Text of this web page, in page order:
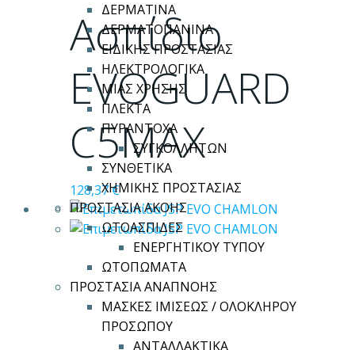
ΔΕΡΜΑΤΙΝΑ
ΔΕΡΜΑΤΟΠΑΝΙΝΑ
ΕΙΔΙΚΗΣ ΠΡΟΣΤΑΣΙΑΣ
ΗΛΕΚΤΡΟΛΟΓΙΚΑ
ΜΙΑΣ ΧΡΗΣΗΣ
ΠΛΕΚΤΑ
ΠΥΡΑΝΤΟΧΑ
ΣΥΓΚΟΛΛΗΤΩΝ
ΣΥΝΘΕΤΙΚΑ
ΧΗΜΙΚΗΣ ΠΡΟΣΤΑΣΙΑΣ
ΠΡΟΣΤΑΣΙΑ ΑΚΟΗΣ
ΩΤΟΑΣΠΙΔΕΣ
ΕΝΕΡΓΗΤΙΚΟΥ ΤΥΠΟΥ
ΩΤΟΠΩΜΑΤΑ
ΠΡΟΣΤΑΣΙΑ ΑΝΑΠΝΟΗΣ
ΜΑΣΚΕΣ ΙΜΙΣΕΩΣ / ΟΛΟΚΛΗΡΟΥ
ΠΡΟΣΩΠΟΥ
ΑΝΤΑΛΛΑΚΤΙΚΑ
Ασπίδιο
EVOGUARD
C5MAX
128,37€